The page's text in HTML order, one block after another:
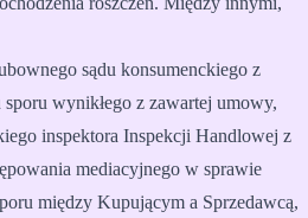
sądu konsumenckiego z
wynikłego z zawartej umowy,
inspektora Inspekcji Handlowej z
mediacyjnego w sprawie
między Kupującym a Sprzedawcą,